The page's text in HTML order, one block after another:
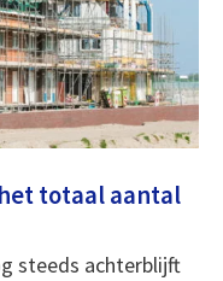
totaal aantal
steeds achterblijft